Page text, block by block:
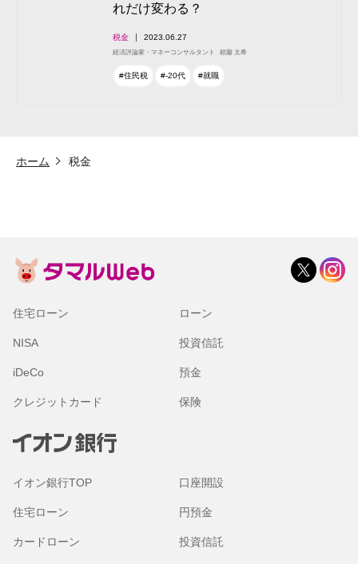
れだけ変わる？
税金 2023.06.27
経済評論家・マネーコンサルタント 頼藤 太希
#住民税 #-20代 #就職
ホーム 税金
住宅ローン ローン
NISA 投資信託
iDeCo 預金
クレジットカード 保険
イオン銀行TOP 口座開設
住宅ローン 円預金
カードローン 投資信託